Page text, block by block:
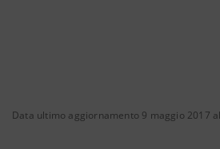
Data ultimo aggiornamento 9 maggio 2017